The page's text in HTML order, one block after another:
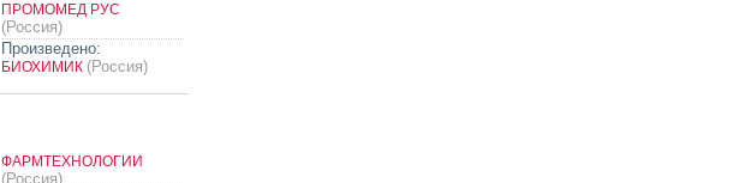
ПРОМОМЕД РУС
(Россия)
Произведено:
БИОХИМИК (Россия)
ФАРМТЕХНОЛОГИИ
(Россия)